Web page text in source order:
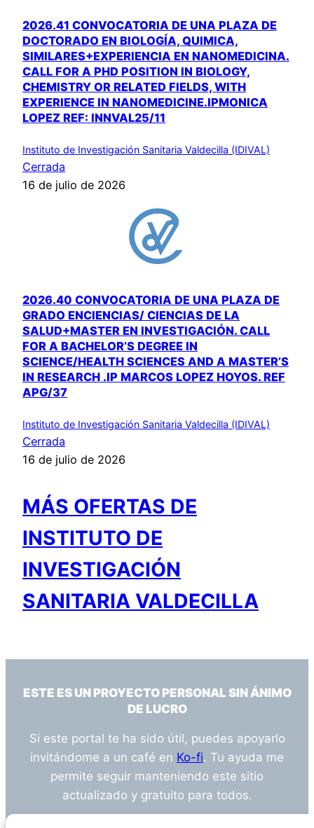
2026.41 CONVOCATORIA DE UNA PLAZA DE
DOCTORADO EN BIOLOGÍA, QUIMICA,
SIMILARES+EXPERIENCIA EN NANOMEDICINA.
CALL FOR A PHD POSITION IN BIOLOGY,
CHEMISTRY OR RELATED FIELDS, WITH
EXPERIENCE IN NANOMEDICINE.IPMONICA
LOPEZ REF: INNVAL25/11
Instituto de Investigación Sanitaria Valdecilla (IDIVAL)
Cerrada
16 de julio de 2026
2026.40 CONVOCATORIA DE UNA PLAZA DE
GRADO ENCIENCIAS/ CIENCIAS DE LA
SALUD+MASTER EN INVESTIGACIÓN. CALL
FOR A BACHELOR’S DEGREE IN
SCIENCE/HEALTH SCIENCES AND A MASTER’S
IN RESEARCH .IP MARCOS LOPEZ HOYOS. REF
APG/37
Instituto de Investigación Sanitaria Valdecilla (IDIVAL)
Cerrada
16 de julio de 2026
MÁS OFERTAS DE
INSTITUTO DE
INVESTIGACIÓN
SANITARIA VALDECILLA
ESTE ES UN PROYECTO PERSONAL SIN ÁNIMO
DE LUCRO
Si este portal te ha sido útil, puedes apoyarlo
invitándome a un café en Ko-fi. Tu ayuda me
permite seguir manteniendo este sitio
actualizado y gratuito para todos.